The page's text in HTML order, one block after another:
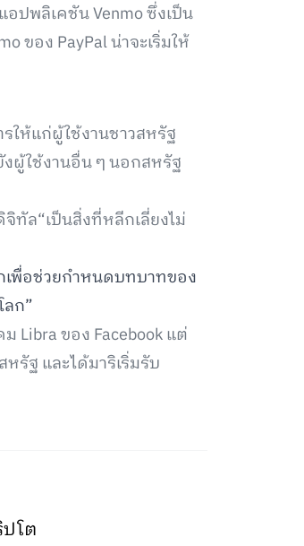
ปพลิเคชัน Venmo ซึ่งเป็น
ของ PayPal น่าจะเริ่มให้
ให้แก่ผู้ใช้งานชาวสหรัฐ
งผู้ใช้งานอื่น ๆ นอกสหรัฐ
จิทัล“เป็นสิ่งที่หลีกเลี่ยงไม่
เพื่อช่วยกำหนดบทบาทของ
ก”
Libra ของ Facebook แต่
ฐ และได้มาริเริ่มรับ
โต